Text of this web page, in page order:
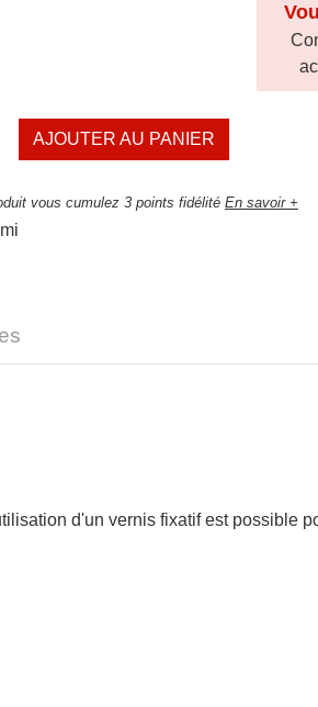
AJOUTER AU PANIER
vous cumulez 3 points fidélité En savoir +
d'un vernis fixatif est possible